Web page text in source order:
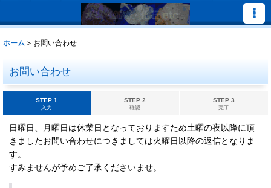
ホーム > お問い合わせ
お問い合わせ
STEP 1
入力
STEP 2
確認
STEP 3
完了
日曜日、月曜日は休業日となっておりますため土曜の夜以降に頂
きましたお問い合わせにつきましては火曜日以降の返信となりま
す。
すみませんが予めご了承くださいませ。